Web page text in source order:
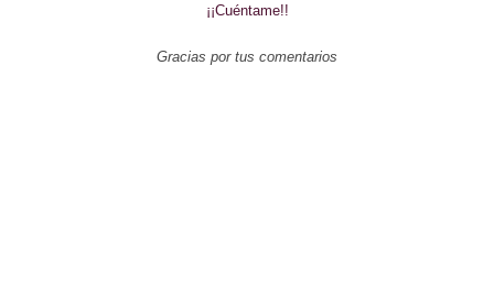
¡¡Cuéntame!!
Gracias por tus comentarios